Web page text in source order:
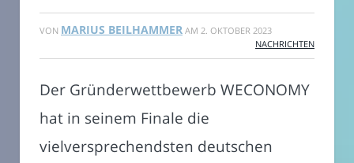
VON MARIUS BEILHAMMER AM 2. OKTOBER 2023
NACHRICHTEN
Der Gründerwettbewerb WECONOMY
hat in seinem Finale die
vielversprechendsten deutschen